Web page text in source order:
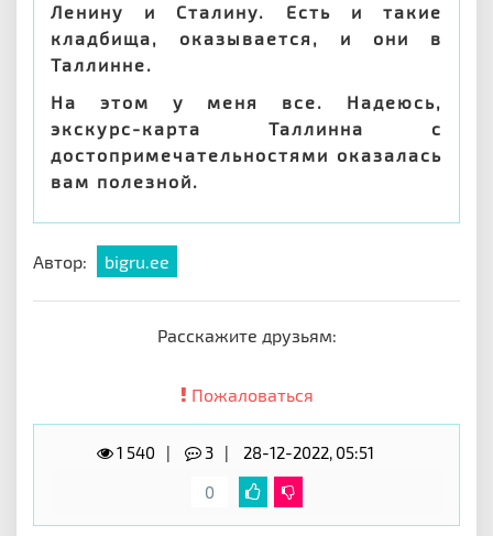
Ленину и Сталину. Есть и такие
кладбища, оказывается, и они в
Таллинне.
На этом у меня все. Надеюсь,
экскурс-карта Таллинна с
достопримечательностями оказалась
вам полезной.
Автор: bigru.ee
Расскажите друзьям:
Пожаловаться
1 540 3
28-12-2022, 05:51
0